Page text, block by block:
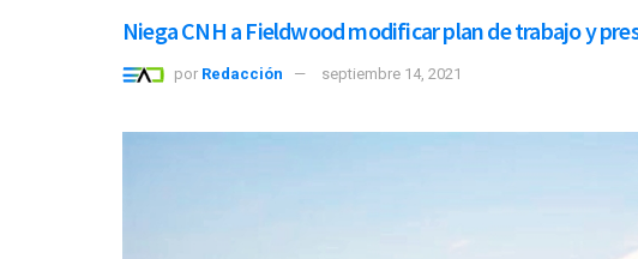
Niega CNH a Fieldwood modificar plan de trabajo y
por Redacción septiembre 14, 2021